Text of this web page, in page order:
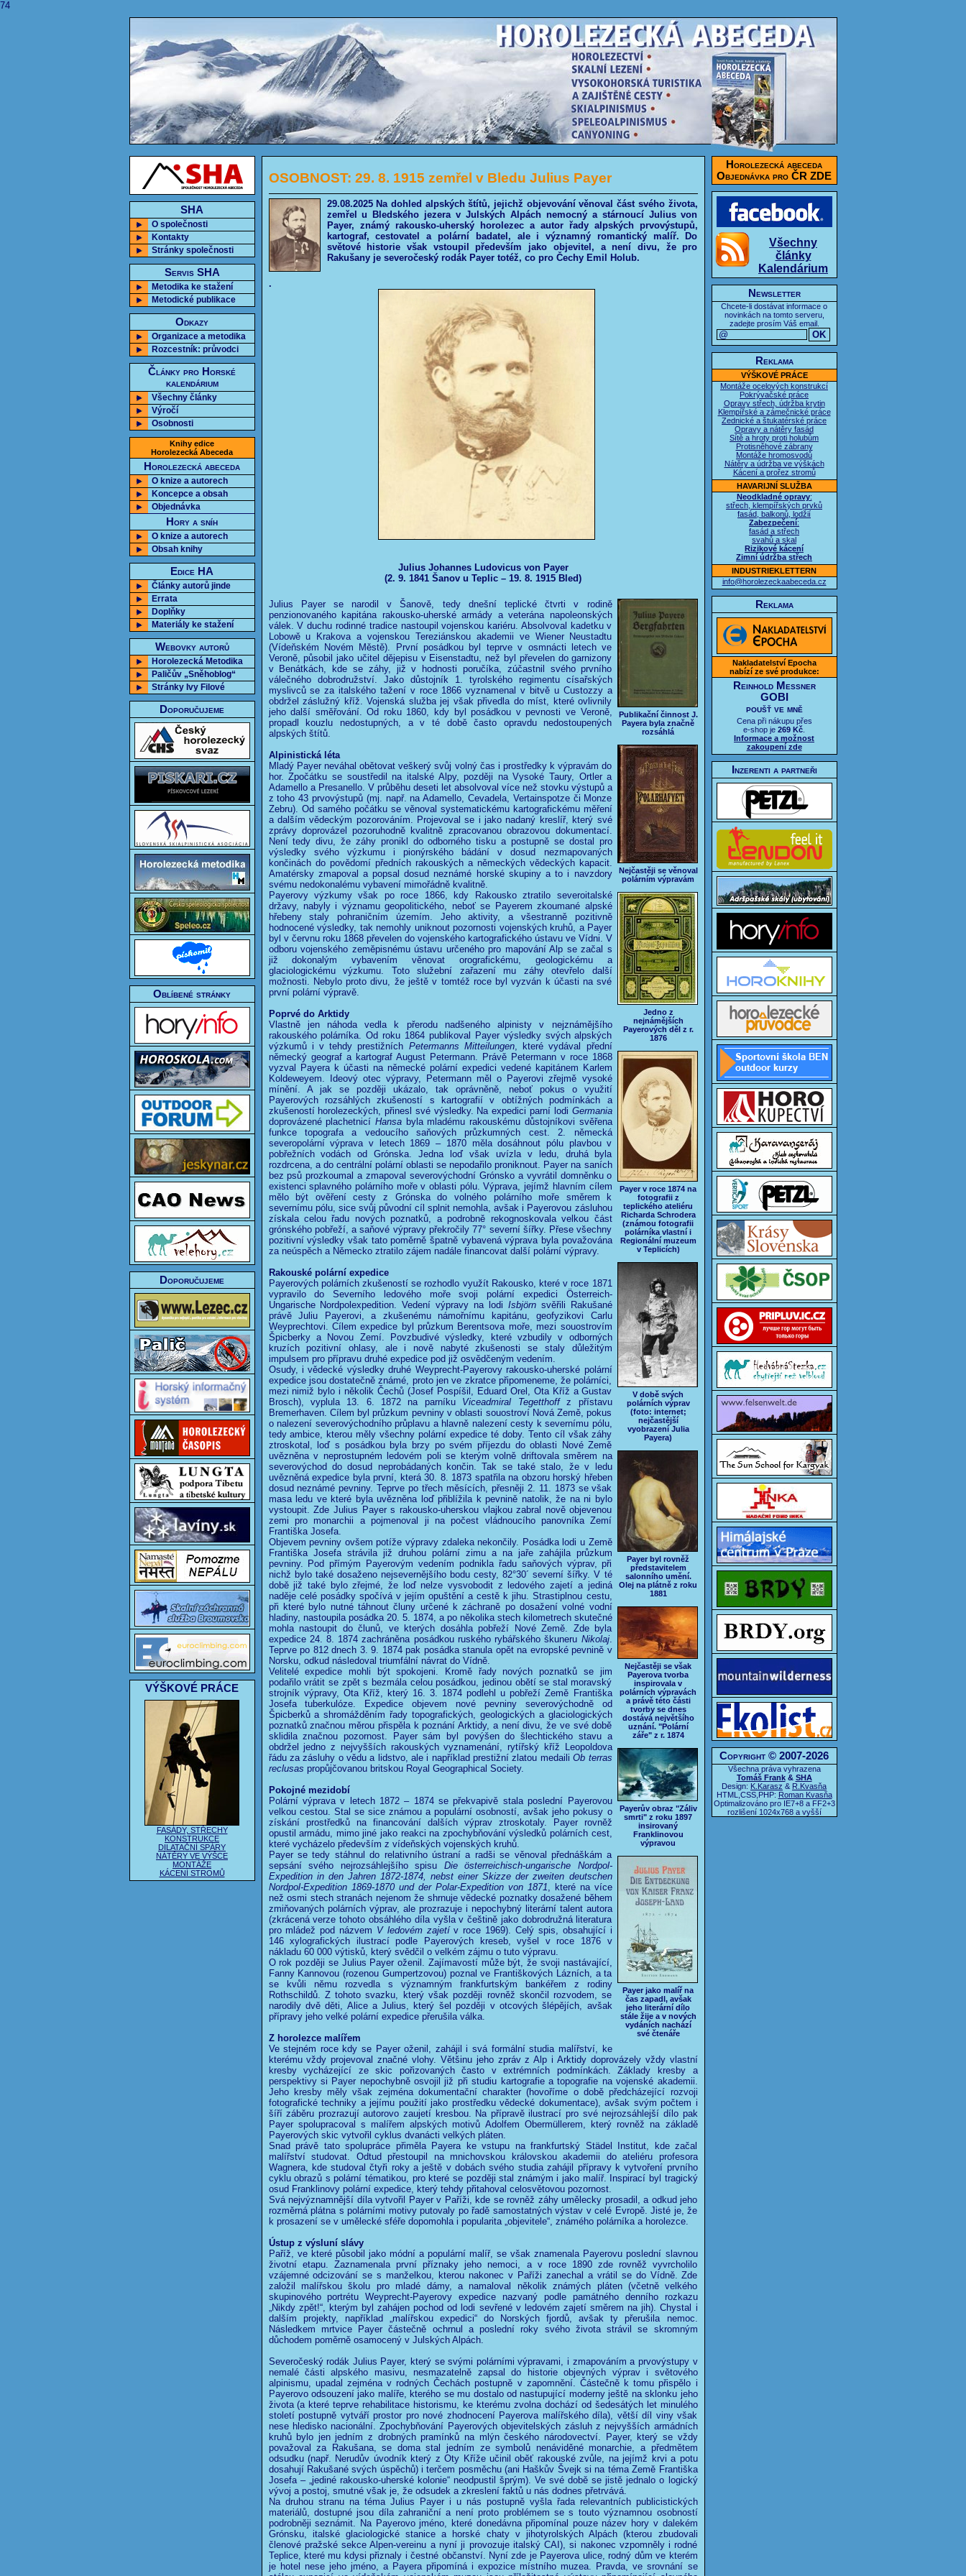
74
SHA
O společnosti
Kontakty
Stránky společnosti
Servis SHA
Metodika ke stažení
Metodické publikace
Odkazy
Organizace a metodika
Rozcestník: průvodci
Články pro Horské
kalendárium
Všechny články
Výročí
Osobnosti
Knihy edice
Horolezecká Abeceda
Horolezecká abeceda
O knize a autorech
Koncepce a obsah
Objednávka
Hory a sníh
O knize a autorech
Obsah knihy
Edice HA
Články autorů jinde
Errata
Doplňky
Materiály ke stažení
Webovky autorů
Horolezecká Metodika
Paličův „Sněhoblog“
Stránky Ivy Filové
Doporučujeme
Oblíbené stránky
Doporučujeme
VÝŠKOVÉ PRÁCE
FASÁDY, STŘECHY
KONSTRUKCE
DILATAČNÍ SPÁRY
NÁTĚRY VE VÝŠCE
MONTÁŽE
KÁCENÍ STROMŮ
OSOBNOST: 29. 8. 1915 zemřel v Bledu Julius Payer
29.08.2025 Na dohled alpských štítů, jejichž objevování věnoval část svého života,
zemřel u Bledského jezera v Julských Alpách nemocný a stárnoucí Julius von
Payer, známý rakousko-uherský horolezec a autor řady alpských prvovýstupů,
kartograf, cestovatel a polární badatel, ale i významný romantický malíř. Do
světové historie však vstoupil především jako objevitel, a není divu, že pro
Rakušany je severočeský rodák Payer totéž, co pro Čechy Emil Holub.
.
Julius Johannes Ludovicus von Payer
(2. 9. 1841 Šanov u Teplic – 19. 8. 1915 Bled)
Publikační činnost J.
Payera byla značně
rozsáhlá
Nejčastěji se věnoval
polárním výpravám
Jedno z
nejnámějších
Payerových děl z r.
1876
Payer v roce 1874 na
fotografii z
teplického ateliéru
Richarda Schrodera
(známou fotografii
polárníka vlastní i
Regionální muzeum
v Teplicích)
V době svých
polárních výprav
(foto: internet;
nejčastější
vyobrazení Julia
Payera)
Payer byl rovněž
představitelem
salonního umění.
Olej na plátně z roku
1881
Nejčastěji se však
Payerova tvorba
inspirovala v
polárních výpravách
a právě této části
tvorby se dnes
dostává největšího
uznání. "Polární
záře" z r. 1874
Payerův obraz "Záliv
smrti" z roku 1897
insirovaný
Franklinovou
výpravou
Payer jako malíř na
čas zapadl, avšak
jeho literární dílo
stále žije a v nových
vydáních nachází
své čtenáře
Julius Payer se narodil v Šanově, tedy dnešní teplické čtvrti v rodině
penzionovaného kapitána rakousko-uherské armády a veterána napoleonských
válek. V duchu rodinné tradice nastoupil vojenskou kariéru. Absolvoval kadetku v
Lobowě u Krakova a vojenskou Tereziánskou akademii ve Wiener Neustadtu
(Vídeňském Novém Městě). První posádkou byl teprve v osmnácti letech ve
Veroně, působil jako učitel dějepisu v Eisenstadtu, než byl převelen do garnizony
v Benátkách, kde se záhy, již v hodnosti poručíka, zúčastnil svého prvního
válečného dobrodružství. Jako důstojník 1. tyrolského regimentu císařských
myslivců se za italského tažení v roce 1866 vyznamenal v bitvě u Custozzy a
obdržel záslužný kříž. Vojenská služba jej však přivedla do míst, které ovlivnily
jeho další směřování. Od roku 1860, kdy byl posádkou v pevnosti ve Veroně,
propadl kouzlu nedostupných, a v té době často opravdu nedostoupených
alpských štítů.
Alpinistická léta
Mladý Payer neváhal obětovat veškerý svůj volný čas i prostředky k výpravám do
hor. Zpočátku se soustředil na italské Alpy, později na Vysoké Taury, Ortler a
Adamello a Presanello. V průběhu deseti let absolvoval více než stovku výstupů a
z toho 43 prvovýstupů (mj. např. na Adamello, Cevadela, Vertainspotze či Monze
Zebru). Od samého počátku se věnoval systematickému kartografickému měření
a dalším vědeckým pozorováním. Projevoval se i jako nadaný kreslíř, který své
zprávy doprovázel pozoruhodně kvalitně zpracovanou obrazovou dokumentací.
Není tedy divu, že záhy pronikl do odborného tisku a postupně se dostal pro
výsledky svého výzkumu i pionýrského bádání v dosud nezmapovaných
končinách do povědomí předních rakouských a německých vědeckých kapacit.
Amatérsky zmapoval a popsal dosud neznámé horské skupiny a to i navzdory
svému nedokonalému vybavení mimořádně kvalitně.
Payerovy výzkumy však po roce 1866, kdy Rakousko ztratilo severoitalské
državy, nabyly i významu geopolitického, neboť se Payerem zkoumané alpské
hřebeny staly pohraničním územím. Jeho aktivity, a všestranně pozitivně
hodnocené výsledky, tak nemohly uniknout pozornosti vojenských kruhů, a Payer
byl v červnu roku 1868 převelen do vojenského kartografického ústavu ve Vídni. V
odboru vojenského zeměpisnému ústavu určeného pro mapování Alp se začal s
již dokonalým vybavením věnovat orografickému, geologickému a
glaciologickému výzkumu. Toto služební zařazení mu záhy otevřelo další
možnosti. Nebylo proto divu, že ještě v tomtéž roce byl vyzván k účasti na své
první polární výpravě.
Poprvé do Arktidy
Vlastně jen náhoda vedla k přerodu nadšeného alpinisty v nejznámějšího
rakouského polárníka. Od roku 1864 publikoval Payer výsledky svých alpských
výzkumů i v tehdy prestižních Petermanns Mitteilungen, které vydával přední
německý geograf a kartograf August Petermann. Právě Petermann v roce 1868
vyzval Payera k účasti na německé polární expedici vedené kapitánem Karlem
Koldeweyem. Ideový otec výpravy, Petermann měl o Payerovi zřejmě vysoké
mínění. A jak se později ukázalo, tak oprávněně, neboť pokus o využití
Payerových rozsáhlých zkušeností s kartografií v obtížných podmínkách a
zkušeností horolezeckých, přinesl své výsledky. Na expedici parní lodi Germania
doprovázené plachetnicí Hansabyla mladému rakouskému důstojníkovi svěřena
funkce topografa a vedoucího saňových průzkumných cest. 2. německá
severopolární výprava v letech 1869 – 1870 měla dosáhnout pólu plavbou v
pobřežních vodách od Grónska. Jedna loď však uvízla v ledu, druhá byla
rozdrcena, a do centrální polární oblasti se nepodařilo proniknout. Payer na saních
bez psů prozkoumal a zmapoval severovýchodní Grónsko a vyvrátil domněnku o
existenci splavného polárního moře v oblasti pólu. Výprava, jejímž hlavním cílem
mělo být ověření cesty z Grónska do volného polárního moře směrem k
severnímu pólu, sice svůj původní cíl splnit nemohla, avšak i Payerovou zásluhou
získala celou řadu nových poznatků, a podrobně rekognoskovala velkou část
grónského pobřeží, a saňové výpravy překročily 77° severní šířky. Přese všechny
pozitivní výsledky však tato poměrně špatně vybavená výprava byla považována
za neúspěch a Německo ztratilo zájem nadále financovat další polární výpravy.
Rakouské polární expedice
Payerových polárních zkušeností se rozhodlo využít Rakousko, které v roce 1871
vypravilo do Severního ledového moře svoji polární expedici Österreich-
Ungarische Nordpolexpedition. Vedení výpravy na lodi Isbjörnsvěřili Rakušané
právě Juliu Payerovi, a zkušenému námořnímu kapitánu, geofyzikovi Carlu
Weyprechtovi. Cílem expedice byl průzkum Berentsova moře, mezi souostrovím
Špicberky a Novou Zemí. Povzbudivé výsledky, které vzbudily v odborných
kruzích pozitivní ohlasy, ale i nově nabyté zkušenosti se staly důležitým
impulsem pro přípravu druhé expedice pod již osvědčeným vedením.
Osudy, i vědecké výsledky druhé Weyprecht-Payerovy rakousko-uherské polární
expedice jsou dostatečně známé, proto jen ve zkratce připomeneme, že polárníci,
mezi nimiž bylo i několik Čechů (Josef Pospíšil, Eduard Orel, Ota Kříž a Gustav
Brosch), vyplula 13. 6. 1872 na parníku Viceadmiral Tegetthoffz přístavu
Bremerhaven. Cílem byl průzkum pevniny v oblasti souostroví Nová Země, pokus
o nalezení severovýchodního průplavu a hlavně nalezení cesty k severnímu pólu,
tedy ambice, kterou měly všechny polární expedice té doby. Tento cíl však záhy
ztroskotal, loď s posádkou byla brzy po svém příjezdu do oblasti Nové Země
uvězněna v neprostupném ledovém poli se kterým volně driftovala směrem na
severovýchod do dosud neprobádaných končin. Tak se také stalo, že v ledu
uvězněná expedice byla první, která 30. 8. 1873 spatřila na obzoru horský hřeben
dosud neznámé pevniny. Teprve po třech měsících, přesněji 2. 11. 1873 se však
masa ledu ve které byla uvězněna loď přiblížila k pevnině natolik, že na ni bylo
vystoupit. Zde Julius Payer s rakousko-uherskou vlajkou zabral nově objevenou
zemi pro monarchii a pojmenoval ji na počest vládnoucího panovníka Zemí
Františka Josefa.
Objevem pevniny ovšem potíže výpravy zdaleka nekončily. Posádka lodi u Země
Františka Josefa strávila již druhou polární zimu a na jaře zahájila průzkum
pevniny. Pod přímým Payerovým vedením podnikla řadu saňových výprav, při
nichž bylo také dosaženo nejsevernějšího bodu cesty, 82°30´ severní šířky. V té
době již také bylo zřejmé, že loď nelze vysvobodit z ledového zajetí a jediná
naděje celé posádky spočívá v jejím opuštění a cestě k jihu. Strastiplnou cestu,
při které bylo nutné táhnout čluny určené k záchraně po dosažení volné vodní
hladiny, nastoupila posádka 20. 5. 1874, a po několika stech kilometrech skutečné
mohla nastoupit do člunů, ve kterých dosáhla pobřeží Nové Země. Zde byla
expedice 24. 8. 1874 zachráněna posádkou ruského rybářského škuneru Nikolaj.
Teprve po 812 dnech 3. 9. 1874 pak posádka stanula opět na evropské pevnině v
Norsku, odkud následoval triumfální návrat do Vídně.
Velitelé expedice mohli být spokojeni. Kromě řady nových poznatků se jim
podařilo vrátit se zpět s bezmála celou posádkou, jedinou obětí se stal moravský
strojník výpravy, Ota Kříž, který 16. 3. 1874 podlehl u pobřeží Země Františka
Josefa tuberkulóze. Expedice objevem nové pevniny severovýchodně od
Špicberků a shromážděním řady topografických, geologických a glaciologických
poznatků značnou měrou přispěla k poznání Arktidy, a není divu, že ve své době
sklidila značnou pozornost. Payer sám byl povýšen do šlechtického stavu a
obdržel jedno z nejvyšších rakouských vyznamenání, rytířský kříž Leopoldova
řádu za zásluhy o vědu a lidstvo, ale i například prestižní zlatou medailiOb terras
reclusas propůjčovanou britskou Royal Geographical Society.
Pokojné mezidobí
Polární výprava v letech 1872 – 1874 se překvapivě stala poslední Payerovou
velkou cestou. Stal se sice známou a populární osobností, avšak jeho pokusy o
získání prostředků na financování dalších výprav ztroskotaly. Payer rovněž
opustil armádu, mimo jiné jako reakci na zpochybňování výsledků polárních cest,
které vycházelo především z vídeňských vojenských kruhů.
Payer se tedy stáhnul do relativního ústraní a radši se věnoval přednáškám a
sepsání svého nejrozsáhlejšího spisu Die österreichisch-ungarische Nordpol-
Expedition in den Jahren 1872-1874, nebst einer Skizze der zweiten deutschen
Nordpol-Expedition 1869-1870 und der Polar-Expedition von 1871, které na více
než osmi stech stranách nejenom že shrnuje vědecké poznatky dosažené během
zmiňovaných polárních výprav, ale prozrazuje i nepochybný literární talent autora
(zkrácená verze tohoto obsáhlého díla vyšla v češtině jako dobrodružná literatura
pro mládež pod názvem V ledovém zajetív roce 1969). Celý spis, obsahující i
146 xylografických ilustrací podle Payerových kreseb, vyšel v roce 1876 v
nákladu 60 000 výtisků, který svědčil o velkém zájmu o tuto výpravu.
O rok později se Julius Payer oženil. Zajímavostí může být, že svoji nastávající,
Fanny Kannovou (rozenou Gumpertzovou) poznal ve Františkových Lázních, a ta
se kvůli němu rozvedla s významným frankfurtským bankéřem z rodiny
Rothschildů. Z tohoto svazku, který však později rovněž skončil rozvodem, se
narodily dvě děti, Alice a Julius, který šel později v otcových šlépějích, avšak
přípravy jeho velké polární expedice přerušila válka.
Z horolezce malířem
Ve stejném roce kdy se Payer oženil, zahájil i svá formální studia malířství, ke
kterému vždy projevoval značné vlohy. Většinu jeho zpráv z Alp i Arktidy doprovázely vždy vlastní
kresby vycházející ze skic pořizovaných často v extrémních podmínkách. Základy kresby a
perspektivy si Payer nepochybně osvojil již při studiu kartografie a topografie na vojenské akademii.
Jeho kresby měly však zejména dokumentační charakter (hovoříme o době předcházející rozvoji
fotografické techniky a jejímu použití jako prostředku vědecké dokumentace), avšak svým počtem i
šíří záběru prozrazují autorovo zaujetí kresbou. Na přípravě ilustrací pro své nejrozsáhlejší dílo pak
Payer spolupracoval s malířem alpských motivů Adolfem Obermüllerem, který rovněž na základě
Payerových skic vytvořil cyklus dvanácti velkých pláten.
Snad právě tato spolupráce přiměla Payera ke vstupu na frankfurtský Städel Institut, kde začal
malířství studovat. Odtud přestoupil na mnichovskou královskou akademii do ateliéru profesora
Wagnera, kde studoval čtyři roky a ještě v dobách svého studia zahájil přípravy k vytvoření prvního
cyklu obrazů s polární tématikou, pro které se později stal známým i jako malíř. Inspirací byl tragický
osud Franklinovy polární expedice, který tehdy přitahoval celosvětovou pozornost.
Svá nejvýznamnější díla vytvořil Payer v Paříži, kde se rovněž záhy umělecky prosadil, a odkud jeho
rozměrná plátna s polárními motivy putovaly po řadě samostatných výstav v celé Evropě. Jisté je, že
k prosazení se v umělecké sféře dopomohla i popularita „objevitele“, známého polárníka a horolezce.
Ústup z výsluní slávy
Paříž, ve které působil jako módní a populární malíř, se však znamenala Payerovu poslední slavnou
životní etapu. Zaznamenala první příznaky jeho nemoci, a v roce 1890 zde rovněž vyvrcholilo
vzájemné odcizování se s manželkou, kterou nakonec v Paříži zanechal a vrátil se do Vídně. Zde
založil malířskou školu pro mladé dámy, a namaloval několik známých pláten (včetně velkého
skupinového portrétu Weyprecht-Payerovy expedice nazvaný podle památného denního rozkazu
„Nikdy zpět!“, kterým byl zahájen pochod od lodi sevřené v ledovém zajetí směrem na jih). Chystal i
dalším projekty, například „malířskou expedici“ do Norských fjordů, avšak ty přerušila nemoc.
Následkem mrtvice Payer částečně ochrnul a poslední roky svého života strávil se skromným
důchodem poměrně osamocený v Julských Alpách.
Severočeský rodák Julius Payer, který se svými polárními výpravami, i zmapováním a prvovýstupy v
nemalé části alpského masivu, nesmazatelně zapsal do historie objevných výprav i světového
alpinismu, upadal zejména v rodných Čechách postupně v zapomnění. Částečně k tomu přispělo i
Payerovo odsouzení jako malíře, kterého se mu dostalo od nastupující moderny ještě na sklonku jeho
života (a které teprve rehabilitace historismu, ke kterému zvolna dochází od šedesátých let minulého
století postupně vytváří prostor pro nové zhodnocení Payerova malířského díla), větší díl viny však
nese hledisko nacionální. Zpochybňování Payerových objevitelských zásluh z nejvyšších armádních
kruhů bylo jen jedním z drobných pramínků na mlýn českého národovectví. Payer, který se vždy
považoval za Rakušana, se doma stal jedním ze symbolů nenáviděné monarchie, a předmětem
odsudku (např. Nerudův úvodník který z Oty Kříže učinil oběť rakouské zvůle, na jejímž krvi a potu
dosahují Rakušané svých úspěchů) i terčem posměchu (ani Haškův Švejk si na téma Země Františka
Josefa – „jediné rakousko-uherské kolonie“ neodpustil šprým). Ve své době se jistě jednalo o logický
vývoj a postoj, smutné však je, že odsudek a zkreslení faktů u nás dodnes přetrvává.
Na druhou stranu na téma Julius Payer i u nás postupně vyšla řada relevantních publicistických
materiálů, dostupné jsou díla zahraniční a není proto problémem se s touto významnou osobností
podrobněji seznámit. Na Payerovo jméno, které donedávna připomínal pouze název hory v dalekém
Grónsku, italské glaciologické stanice a horské chaty v jihotyrolských Alpách (kterou zbudovali
členové pražské sekce Alpen-vereinu a nyní ji provozuje italský CAI), si nakonec vzpomněly i rodné
Teplice, které mu kdysi přiznaly i čestné občanství. Nyní zde je Payerova ulice, rodný dům ve kterém
je hotel nese jeho jméno, a Payera připomíná i expozice místního muzea. Pravda, ve srovnání se
Horolezecká abeceda
Objednávka pro ČR ZDE
Všechny
články
Kalendárium
Newsletter
Chcete-li dostávat informace o
novinkách na tomto serveru,
zadejte prosím Váš email.
Reklama
VÝŠKOVÉ PRÁCE
Montáže ocelových konstrukcí
Pokrývačské práce
Opravy střech, údržba krytin
Klempířské a zámečnické práce
Zednické a štukatérské práce
Opravy a nátěry fasád
Sítě a hroty proti holubům
Protisněhové zábrany
Montáže hromosvodů
Nátěry a údržba ve výškách
Kácení a prořez stromů
HAVARIJNÍ SLUŽBA
Neodkladné opravy:
střech, klempířských prvků
fasád, balkonů, lodžií
Zabezpečení:
fasád a střech
svahů a skal
Rizikové kácení
Zimní údržba střech
INDUSTRIEKLETTERN
info@horolezeckaabeceda.cz
Reklama
Nakladatelství Epocha
nabízí ze své produkce:
Reinhold Messner
GOBI
poušť ve mně
Cena při nákupu přes
e-shop je 269 Kč
Informace a možnost
zakoupení zde
Inzerenti a partneři
Copyright © 2007-2026
Všechna práva vyhrazena
Tomáš Frank& SHA
Design: K.Karasz & R.Kvasňa
HTML,CSS,PHP: Roman Kvasňa
Optimalizováno pro IE7+8 a FF2+3
rozlišení 1024x768 a vyšší